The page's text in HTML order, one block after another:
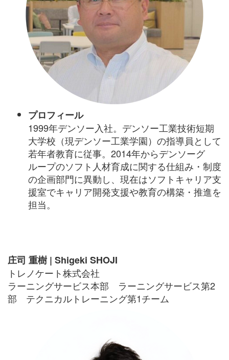
プロフィール
1999年デンソー入社。デンソー工業技術短期
大学校（現デンソー工業学園）の指導員として
若年者教育に従事。 2014年からデンソーグ
ループのソフト人材育成に関する仕組み・制度
の企画部門に異動し、現在はソフトキャリア支
援室でキャリア開発支援や教育の構築・推進を
担当。
庄司 重樹 | Shigeki SHOJI
トレノケート株式会社
ラーニングサービス本部 ラーニングサービス第2
部 テクニカルトレーニング第1チーム